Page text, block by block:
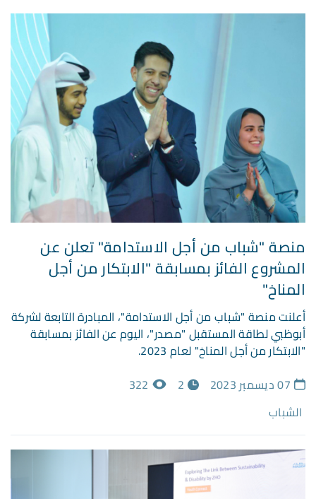
منصة "شباب من أجل الاستدامة" تعلن عن
المشروع الفائز بمسابقة "الابتكار من أجل
المناخ"
أعلنت منصة "شباب من أجل الاستدامة"، المبادرة التابعة لشركة
أبوظبي لطاقة المستقبل "مصدر"، اليوم عن الفائز بمسابقة
"الابتكار من أجل المناخ" لعام 2023.
07 ديسمبر 2023
2
322
الشباب